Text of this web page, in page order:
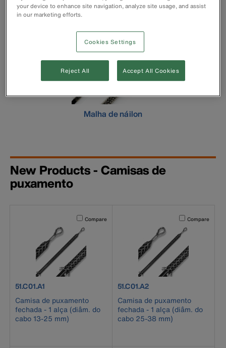
Malha de náilon
New Products - Camisas de
puxamento
Activating this element will cause content on the page to
Compare
product number 51.C01.A1
51.C01.A1
Camisa de puxamento
fechada - 1 alça (diâm. do
cabo 13-25 mm)
Activating this
Compare
product number 51.C01.A2
51.C01.A2
Camisa de puxamento
fechada - 1 alça (diâm. do
cabo 25-38 mm)
your device to enhance site navigation, analyze site usage, and assist
in our marketing efforts.
Cookies Settings
Reject All Accept All Cookies